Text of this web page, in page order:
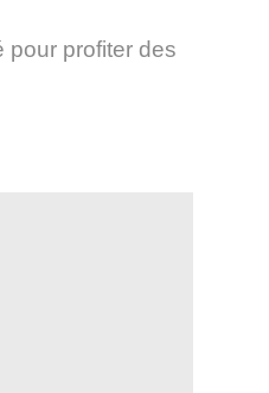
pour profiter des